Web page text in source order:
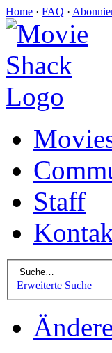
Home · FAQ ·
Staff
Erweiterte Suche